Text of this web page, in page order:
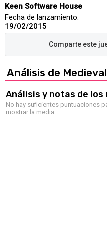
Keen Software House
Fecha de lanzamiento:
19/02/2015
Análisis de
Análisis y notas de los
No hay suficientes puntuaciones
mostrar la media